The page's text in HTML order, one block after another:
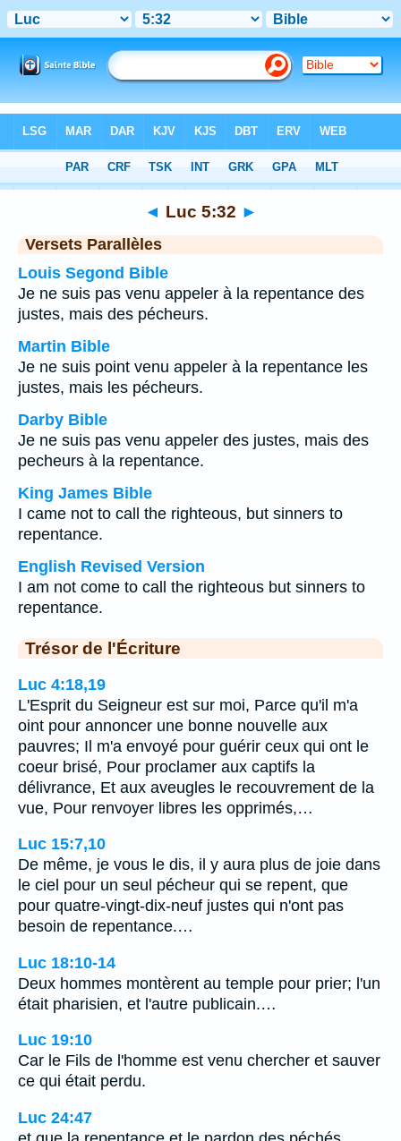
Chapitre 5 > Verset 32
◄ Luc 5:32 ►
Versets Parallèles
Louis Segond Bible
Je ne suis pas venu appeler à la repentance des
justes, mais des pécheurs.
Martin Bible
Je ne suis point venu appeler à la repentance les
justes, mais les pécheurs.
Darby Bible
Je ne suis pas venu appeler des justes, mais des
pecheurs à la repentance.
King James Bible
I came not to call the righteous, but sinners to
repentance.
English Revised Version
I am not come to call the righteous but sinners to
repentance.
Trésor de l'Écriture
Luc 4:18,19
L'Esprit du Seigneur est sur moi, Parce qu'il m'a
oint pour annoncer une bonne nouvelle aux
pauvres; Il m'a envoyé pour guérir ceux qui ont le
coeur brisé, Pour proclamer aux captifs la
délivrance, Et aux aveugles le recouvrement de la
vue, Pour renvoyer libres les opprimés,…
Luc 15:7,10
De même, je vous le dis, il y aura plus de joie dans
le ciel pour un seul pécheur qui se repent, que
pour quatre-vingt-dix-neuf justes qui n'ont pas
besoin de repentance.…
Luc 18:10-14
Deux hommes montèrent au temple pour prier; l'un
était pharisien, et l'autre publicain.…
Luc 19:10
Car le Fils de l'homme est venu chercher et sauver
ce qui était perdu.
Luc 24:47